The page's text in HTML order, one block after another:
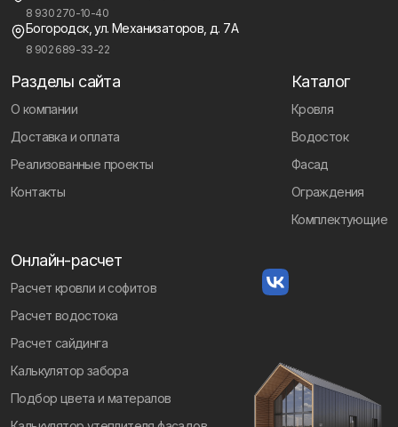
8 930 270-10-40
Богородск, ул. Механизаторов, д. 7А
8 902 689-33-22
Разделы сайта
О компании
Доставка и оплата
Реализованные проекты
Контакты
Каталог
Кровля
Водосток
Фасад
Ограждения
Комплектующие
Онлайн-расчет
Расчет кровли и софитов
Расчет водостока
Расчет сайдинга
Калькулятор забора
Подбор цвета и матералов